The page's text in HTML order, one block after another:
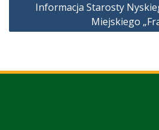
Informacja Starosty
Miejskiego